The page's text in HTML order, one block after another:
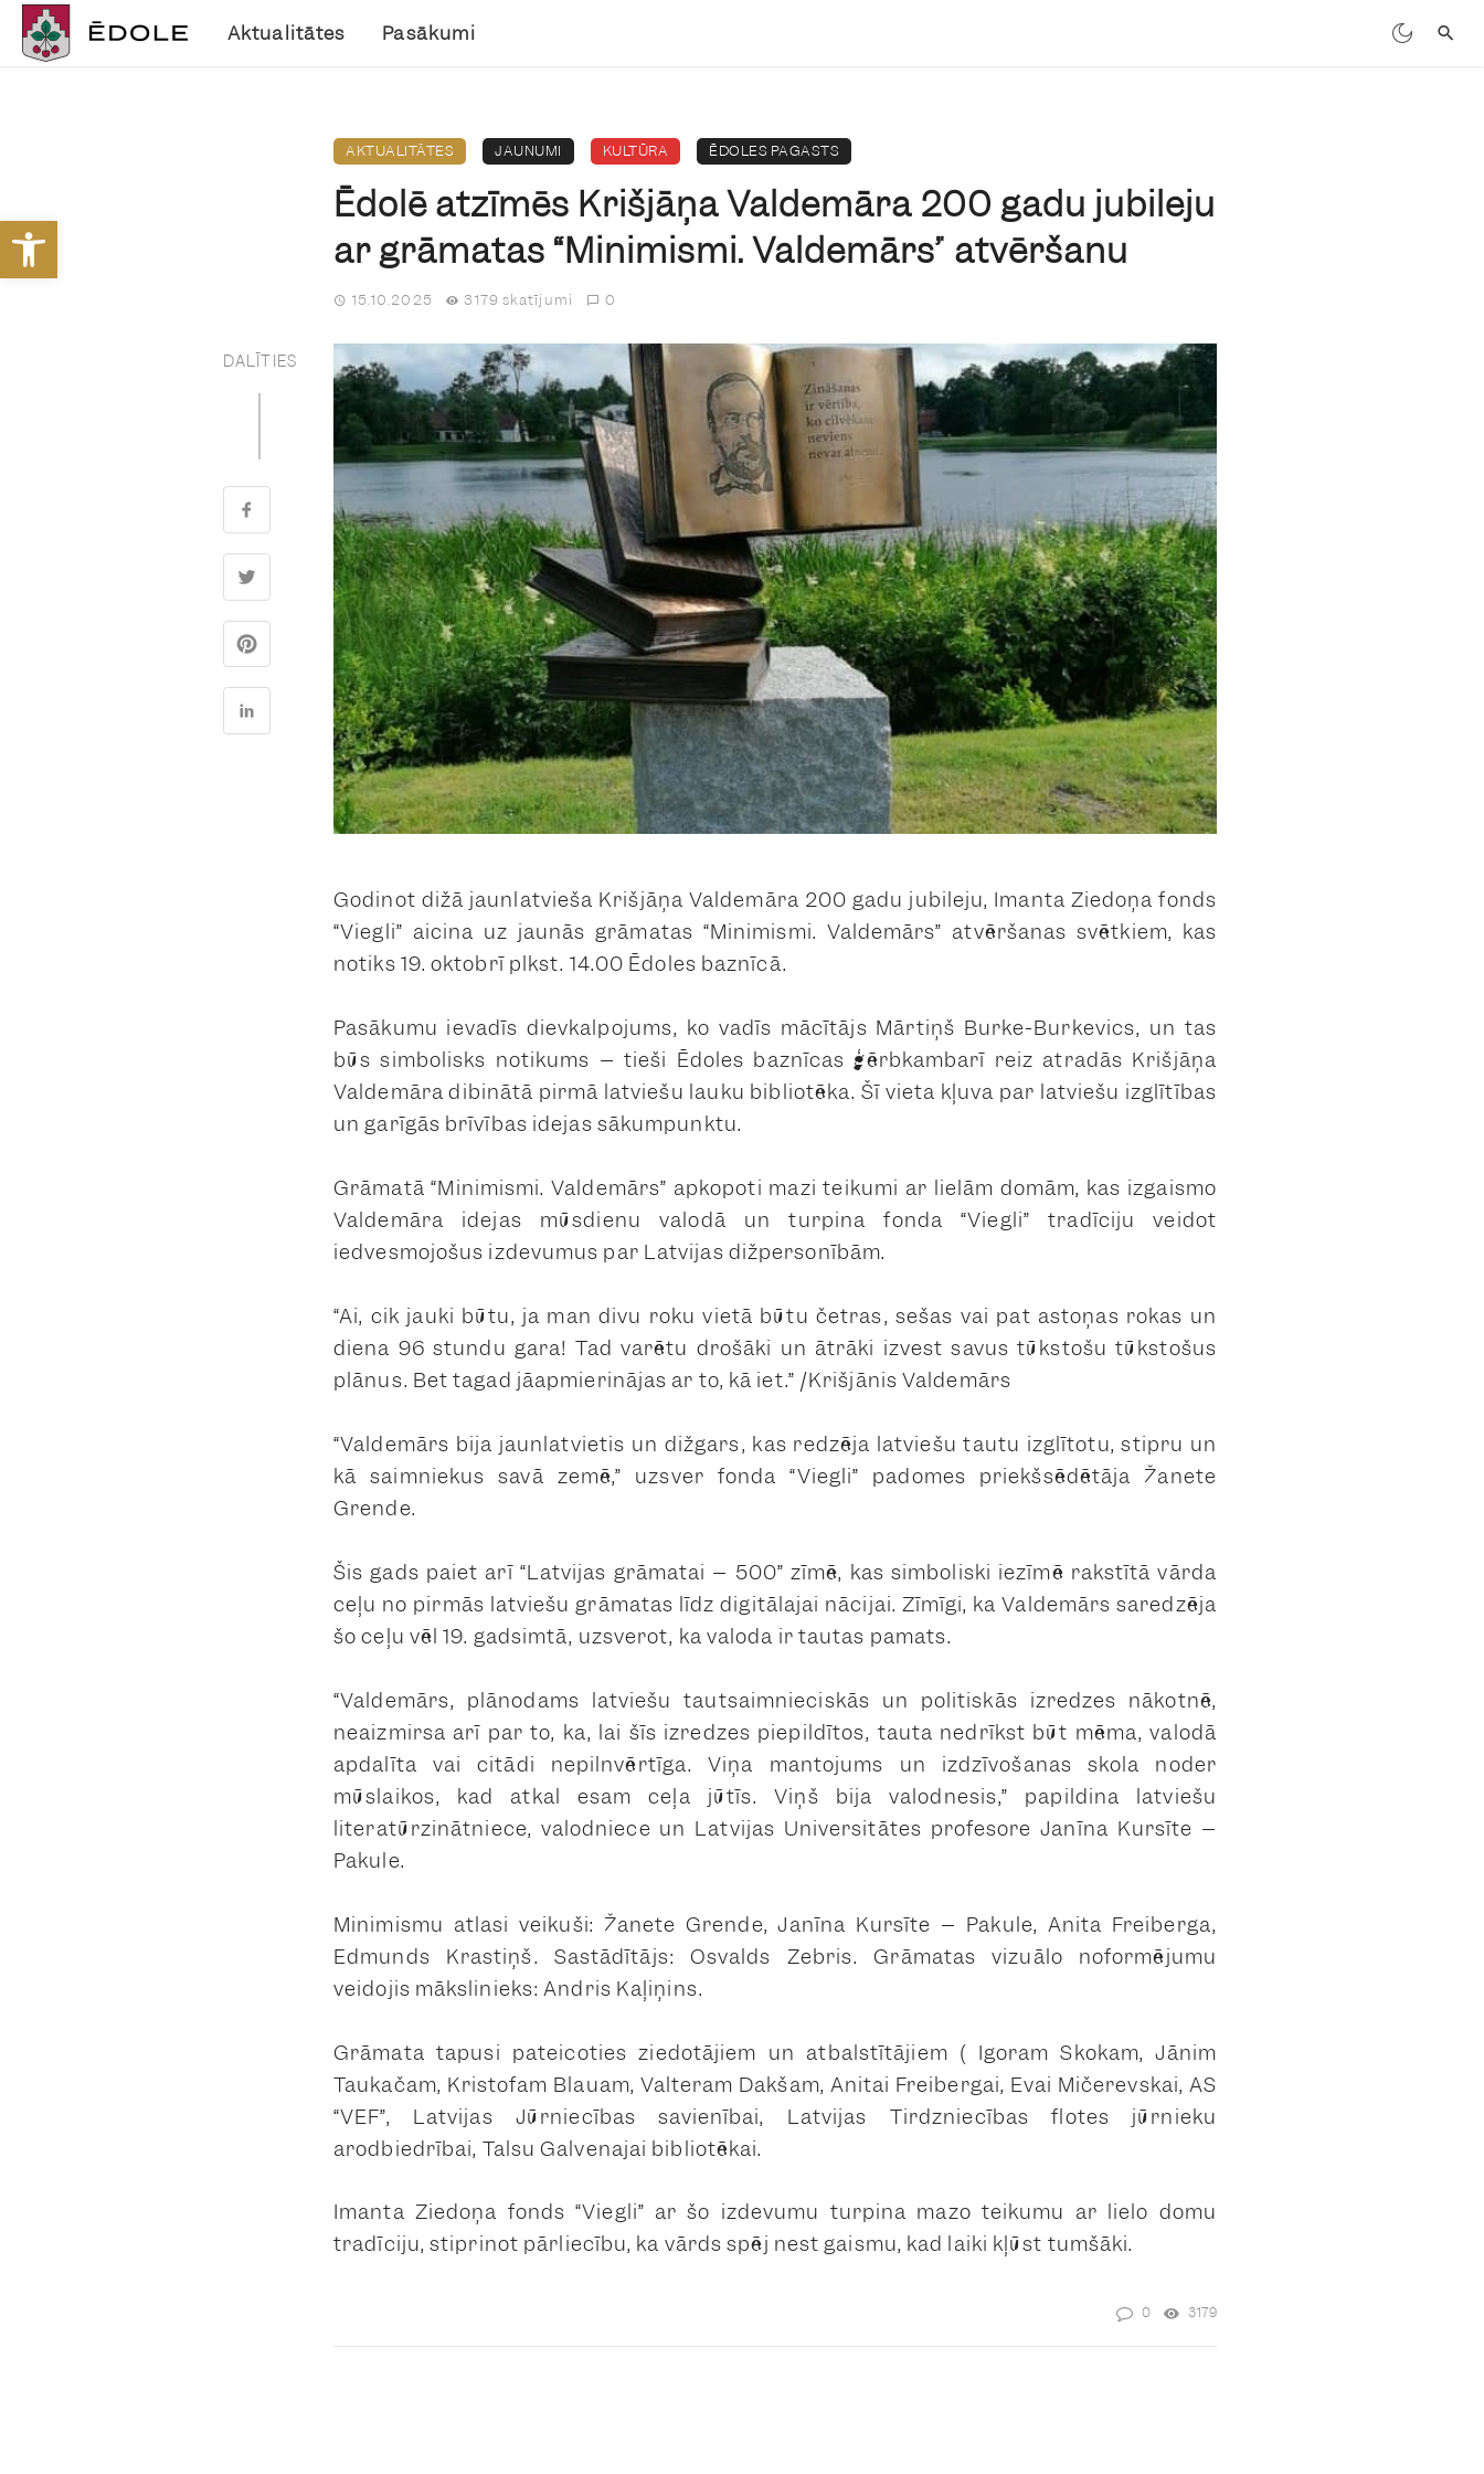
Open toolbar
Aktualitātes Pasākumi
AKTUALITĀTES JAUNUMI KULTŪRA ĒDOLES PAGASTS
Ēdolē atzīmēs Krišjāņa Valdemāra 200 gadu jubileju
ar grāmatas “Minimismi. Valdemārs” atvēršanu
15.10.2025 3179 skatījumi 0
DALĪTIES
Godinot dižā jaunlatvieša Krišjāņa Valdemāra 200 gadu jubileju, Imanta Ziedoņa fonds
“Viegli” aicina uz jaunās grāmatas “Minimismi. Valdemārs” atvēršanas svētkiem, kas
notiks 19. oktobrī plkst. 14.00 Ēdoles baznīcā.
Pasākumu ievadīs dievkalpojums, ko vadīs mācītājs Mārtiņš Burke-Burkevics, un tas
būs simbolisks notikums – tieši Ēdoles baznīcas ģērbkambarī reiz atradās Krišjāņa
Valdemāra dibinātā pirmā latviešu lauku bibliotēka. Šī vieta kļuva par latviešu izglītības
un garīgās brīvības idejas sākumpunktu.
Grāmatā “Minimismi. Valdemārs” apkopoti mazi teikumi ar lielām domām, kas izgaismo
Valdemāra idejas mūsdienu valodā un turpina fonda “Viegli” tradīciju veidot
iedvesmojošus izdevumus par Latvijas dižpersonībām.
“Ai, cik jauki būtu, ja man divu roku vietā būtu četras, sešas vai pat astoņas rokas un
diena 96 stundu gara! Tad varētu drošāki un ātrāki izvest savus tūkstošu tūkstošus
plānus. Bet tagad jāapmierinājas ar to, kā iet.” /Krišjānis Valdemārs
“Valdemārs bija jaunlatvietis un dižgars, kas redzēja latviešu tautu izglītotu, stipru un
kā saimniekus savā zemē,” uzsver fonda “Viegli” padomes priekšsēdētāja Žanete
Grende.
Šis gads paiet arī “Latvijas grāmatai – 500” zīmē, kas simboliski iezīmē rakstītā vārda
ceļu no pirmās latviešu grāmatas līdz digitālajai nācijai. Zīmīgi, ka Valdemārs saredzēja
šo ceļu vēl 19. gadsimtā, uzsverot, ka valoda ir tautas pamats.
“Valdemārs, plānodams latviešu tautsaimnieciskās un politiskās izredzes nākotnē,
neaizmirsa arī par to, ka, lai šīs izredzes piepildītos, tauta nedrīkst būt mēma, valodā
apdalīta vai citādi nepilnvērtīga. Viņa mantojums un izdzīvošanas skola noder
mūslaikos, kad atkal esam ceļa jūtīs. Viņš bija valodnesis,” papildina latviešu
literatūrzinātniece, valodniece un Latvijas Universitātes profesoreJanīna Kursīte –
Pakule.
Minimismu atlasi veikuši: Žanete Grende, Janīna Kursīte – Pakule, Anita Freiberga,
Edmunds Krastiņš. Sastādītājs: Osvalds Zebris. Grāmatas vizuālo noformējumu
veidojis mākslinieks: Andris Kaļiņins.
Grāmata tapusi pateicoties ziedotājiem un atbalstītājiem ( Igoram Skokam, Jānim
Taukačam, Kristofam Blauam, Valteram Dakšam, Anitai Freibergai, Evai Mičerevskai, AS
“VEF”, Latvijas Jūrniecības savienībai, Latvijas Tirdzniecības flotes jūrnieku
arodbiedrībai, Talsu Galvenajai bibliotēkai.
Imanta Ziedoņa fonds “Viegli” ar šo izdevumu turpina mazo teikumu ar lielo domu
tradīciju, stiprinot pārliecību, ka vārds spēj nest gaismu, kad laiki kļūst tumšāki.
0 3179